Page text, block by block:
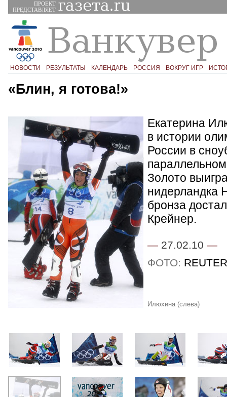
ПРОЕКТ
ПРЕДСТАВЛЯЕТ
НОВОСТИ РЕЗУЛЬТАТЫ КАЛЕНДАРЬ РОССИЯ ВОКРУГ ИГР
«Блин, я готова!»
Екатерина
в истории
России в
Золото
нидерландка
бронза
Крейнер.
— 27.02.10 —
ФОТО:
Илюхина (слева)